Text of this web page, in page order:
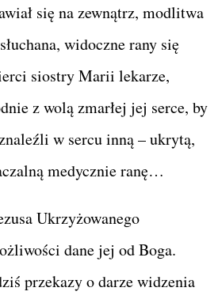
się na zewnątrz, modlitwa
widoczne rany się
siostry Marii lekarze,
z wolą zmarłej jej serce, by
w sercu inną – ukrytą,
medycznie ranę…
Ukrzyżowanego
dane jej od Boga.
przekazy o darze widzenia